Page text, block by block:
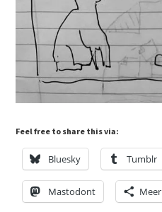
Feel free to share this via:
Bluesky Tumblr
Mastodont Meer